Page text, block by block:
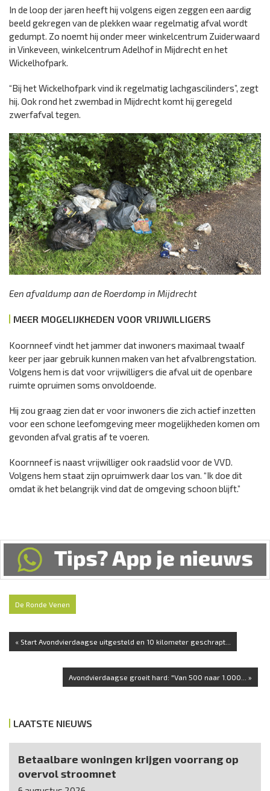
In de loop der jaren heeft hij volgens eigen zeggen een aardig
beeld gekregen van de plekken waar regelmatig afval wordt
gedumpt. Zo noemt hij onder meer winkelcentrum Zuiderwaard
in Vinkeveen, winkelcentrum Adelhof in Mijdrecht en het
Wickelhofpark.
“Bij het Wickelhofpark vind ik regelmatig lachgascilinders”, zegt
hij. Ook rond het zwembad in Mijdrecht komt hij geregeld
zwerfafval tegen.
Een afvaldump aan de Roerdomp in Mijdrecht
MEER MOGELIJKHEDEN VOOR VRIJWILLIGERS
Koornneef vindt het jammer dat inwoners maximaal twaalf
keer per jaar gebruik kunnen maken van het afvalbrengstation.
Volgens hem is dat voor vrijwilligers die afval uit de openbare
ruimte opruimen soms onvoldoende.
Hij zou graag zien dat er voor inwoners die zich actief inzetten
voor een schone leefomgeving meer mogelijkheden komen om
gevonden afval gratis af te voeren.
Koornneef is naast vrijwilliger ook raadslid voor de VVD.
Volgens hem staat zijn opruimwerk daar los van. “Ik doe dit
omdat ik het belangrijk vind dat de omgeving schoon blijft.”
De Ronde Venen
« Start Avondvierdaagse uitgesteld en 10 kilometer geschrapt...
Avondvierdaagse groeit hard: "Van 500 naar 1.000... »
LAATSTE NIEUWS
Betaalbare woningen krijgen voorrang op
overvol stroomnet